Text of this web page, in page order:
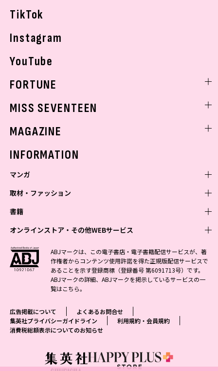
TikTok
Instagram
YouTube
FORTUNE
MISS SEVENTEEN
MAGAZINE
INFORMATION
マンガ
少年マンガ
Vジャンプ
最強ジャンプ
少年ジャンプ+
ジャンプTOON
ジャンプルーキー！
S-MANGA
集英社コミック文庫
青年マンガ
ZEBRACK
S-MANGA
集英社ジャンプリミックス
週刊ヤングジャンプ
ヤングジャンプ定期購読デジタル
となりのヤングジャンプ
少女マンガ
ZEBRACK
S-MANGA
集英社コミック文庫
マーガレット
別冊マーガレット
リマコミ
女性マンガ
ジャンプTOON
集英社コミック文庫
マンガMee公式サイト
リマコミ
取材・ファッション
ファッション・美容
BAILA
MAQUIA
eclat
T JAPAN
MEN'S NON-NO
芸能・情報・スポーツ
週プレNEWS
週プレ グラジャパ!
書籍
文芸・文庫・総合
小説すばる
集英社 文芸ステーション
web 集英社文庫
アジア人物史
学芸・ノンフィクション・新書
1日5分で、明日は変わる よみタイ yomitai
集英社学芸部 - 学芸・ノンフィクション
集英社ビジネス書
集英社新書プラス - 知の水先案内人
kotoba
情報・知識＆オピニオン imidas
ライトノベル・ノベライズ
集英社オレンジ文庫
ダッシュエックス文庫公式サイト
集英社Webマガジン コバルト
集英社の児童図書 S-KIDS.LAND
オンラインストア・その他WEBサービス
オンラインストア
OTO
SHUEISHA MANGA-ART HERITAGE
ジャンプキャラクターズストア
HAPPY PLUS STORE
SHUEISHA VOX
LEEマルシェ
eclat premium
その他WEBサービス
集英社アドナビ
ABJマークは、この電子書店・電子書籍配信サービスが、著
作権者からコンテンツ使用許諾を得た正規版配信サービスで
あることを示す登録商標（登録番号 第6091713号）です。
ABJマークの詳細、ABJマークを掲示しているサービスの一
覧はこちら。
広告掲載について
よくあるお問合せ
集英社プライバシーガイドライン
利用規約・会員規約
消費税総額表示についてのお知らせ